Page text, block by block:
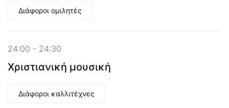
Διάφοροι ομιλητές
24:00 - 24:30
Χριστιανική μουσική
Διάφοροι καλλιτέχνες